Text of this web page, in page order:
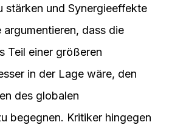
stärken und Synergieeffekte
argumentieren, dass die
Teil einer größeren
in der Lage wäre, den
des globalen
begegnen. Kritiker hingegen